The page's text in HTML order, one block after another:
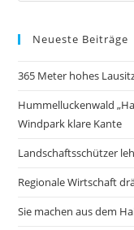
Neueste Beiträge
365 Meter hohes
Hummelluckenwald
Windpark klare Kante
Landschaftsschützer
Regionale Wirtschaft
Sie machen aus dem